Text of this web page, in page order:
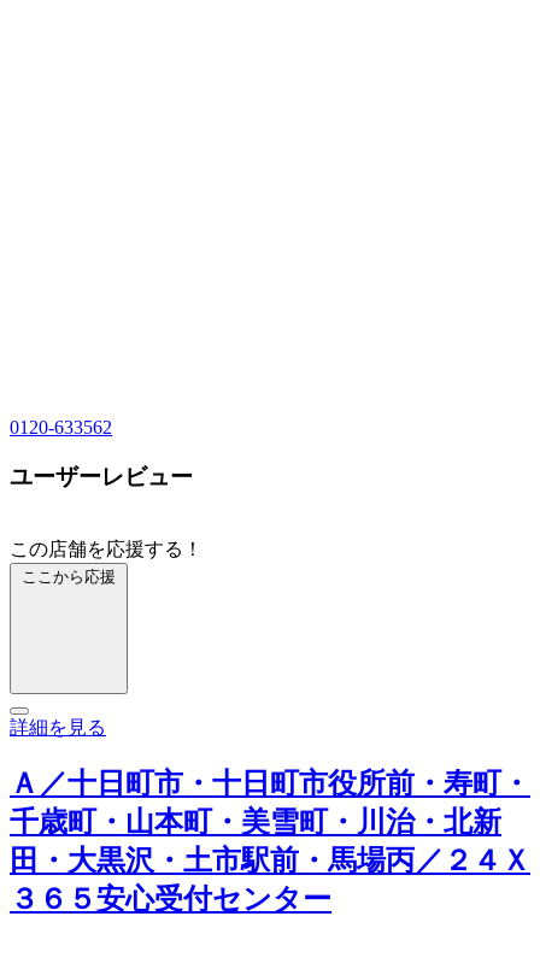
0120-633562
ユーザーレビュー
この店舗を応援する！
ここから応援
詳細を見る
Ａ／十日町市・十日町市役所前・寿町・
千歳町・山本町・美雪町・川治・北新
田・大黒沢・土市駅前・馬場丙／２４Ｘ
３６５安心受付センター